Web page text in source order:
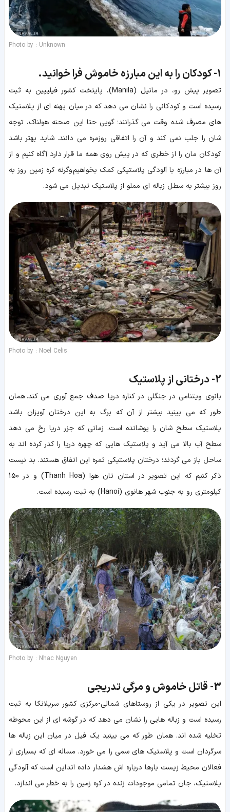
Photo by : Unknown
1- کودکان را به این مبارزه خاموش فرا خوانید.
تصویر پیش رو، در مانیل (Manila)، پایتخت کشور فیلیپین به ثبت
رسیده است و کودکانی را نشان می دهد که در میان پهنه ای از پلاستیک
های مصرف شده وقت می گذرانند؛ گویی حتا این صحنه هولناک، توجه
شان را جلب نمی کند و آن را اتفاقی روزمره می دانند. شاید بهتر باشد
کودکان مان را از خطری که در پیش روی همه ما قرار دارد آگاه کنیم و از
آن ها در مبارزه با آلودگی پلاستیکی کمک بخواهیم وگرنه کره زمین روز به
روز بیشتر به سطل زباله ای مملو از پلاستیک تبدیل می شود.
Photo by : Noel Celis
2- درختانی از پلاستیک
بانوی ویتنامی در جنگلی در کناره دریا صدف جمع آوری می کند. همان
طور که می بینید بیشتر از آن که برگ به این درختان آویزان باشد
پلاستیک سطح شان را پوشانده است. زمانی که جزر دریا رخ می دهد
سطح آب بالا می آید و پلاستیک هایی که چهره دریا را کدر کرده اند به
ساحل باز می گردند؛ درختان پلاستیکی ثمره این اتفاق هستند. بد نیست
ذکر کنیم که این تصویر در استان تان هوا (Thanh Hoa) و در 150
کیلومتری رو به جنوب شهر هانوی (Hanoi) به ثبت رسیده است.
Photo by : Nhac Nguyen
3- قاتل خاموش و مرگی تدریجی
این تصویر در یکی از روستاهای شمالی-مرکزی کشور سریلانکا به ثبت
رسیده است و زباله هایی را نشان می دهد که در گوشه ای از این محوطه
تخلیه شده اند. همان طور که می بینید یک فیل در میان این زباله ها
سرگردان است و پلاستیک های سمی را می خورد. مساله ای که بسیاری از
فعالان محیط زیست بارها درباره اش هشدار داده اند این است که آلودگی
پلاستیک، جان تمامی موجودات زنده در کره زمین را به خطر می اندازد.